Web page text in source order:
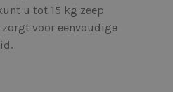
u tot 15 kg zeep
voor eenvoudige